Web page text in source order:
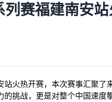
列赛福建南安
站火热开赛，本次赛事汇聚
的挑战，更是对整个中国速